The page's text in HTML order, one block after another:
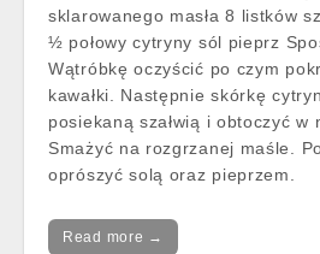
sklarowanego masła 8 listków
½ połowy cytryny sól pieprz
Wątróbkę oczyścić po czym
kawałki. Następnie skórkę
posiekaną szałwią i obtoczyć w
Smażyć na rozgrzanej maśle.
oprószyć solą oraz pieprzem.
Read more →